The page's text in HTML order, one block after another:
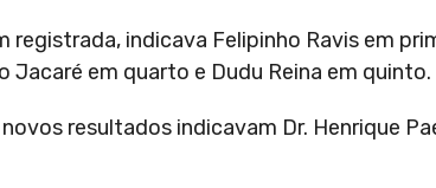
indicava Felipinho Ravis em
Jacaré em quarto e Dudu Reina em quinto.
resultados indicavam Dr. Henrique